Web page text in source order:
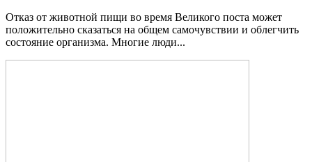
Отказ от животной пищи во время Великого поста может
положительно сказаться на общем самочувствии и облегчить
состояние организма. Многие люди...